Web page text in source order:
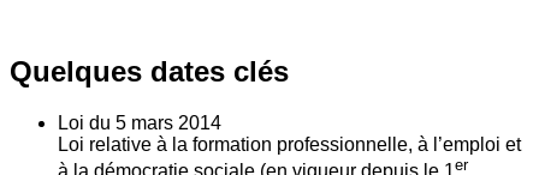
Quelques dates clés
Loi du 5 mars 2014
Loi relative à la formation professionnelle, à l’emploi et
er